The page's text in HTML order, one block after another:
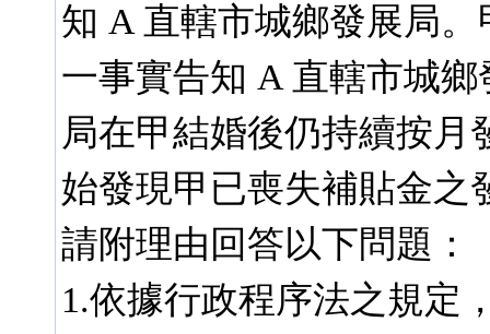
知 A 直轄市城鄉發展局
一事實告知 A 直轄市城
局在甲結婚後仍持續按月
始發現甲已喪失補貼金之
請附理由回答以下問題：
1.依據行政程序法之規定